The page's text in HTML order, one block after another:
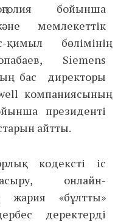
бойынша
мемлекеттік
бөлімінің
Siemens
бас директоры
компаниясының
президенті
айтты.
кодексті іс
онлайн-
жария «бұлтты»
деректерді